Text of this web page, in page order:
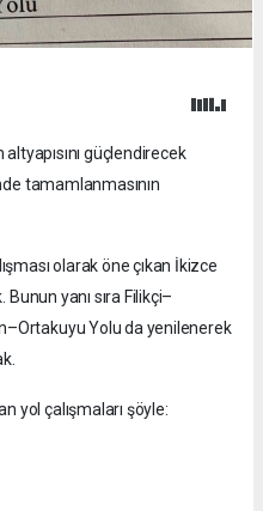
güçlendirecek
tamamlanmasının
olarak öne çıkan İkizce
yanı sıra Filikçi–
Yolu da yenilenerek
yol çalışmaları şöyle: